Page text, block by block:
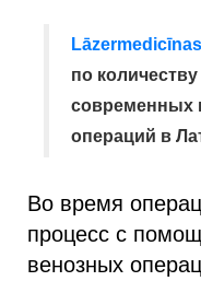
по
современных
операций в
Во время
процесс с
венозных